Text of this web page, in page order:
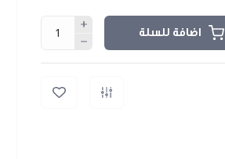
اضافة للسلة